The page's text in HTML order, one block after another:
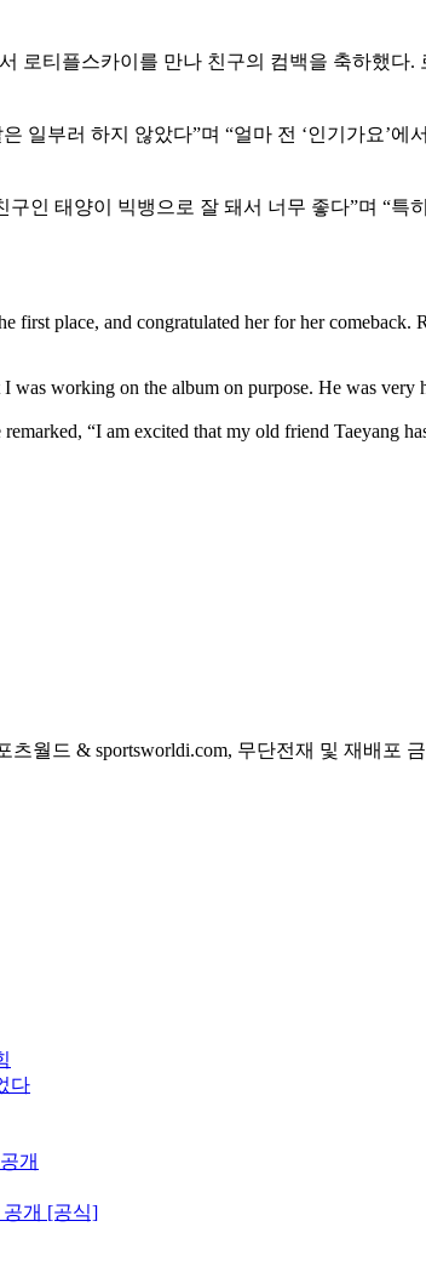
로티플스카이를 만나 친구의 컴백을 축하했
일부러 하지 않았다”며 “얼마 전 ‘인기가요’
인 태양이 빅뱅으로 잘 돼서 너무 좋다”며 “특
first place, and congratulated her for her
working on the album on purpose. He was very
“I am excited that my old friend Taeyang
월드 & sportsworldi.com, 무단전재 및 재배포
다
개
공개 [공식]